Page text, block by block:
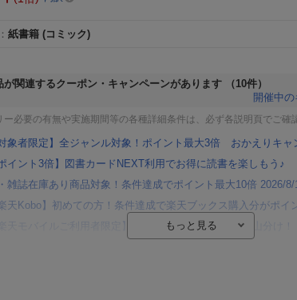
： 紙書籍 (コミック)
が関連するクーポン・キャンペーンがあります
（10件）
開催中
必要の有無や実施期間等の各種詳細条件は、必ず各説明頁でご確
対象者限定】全ジャンル対象！ポイント最大3倍 おかえりキャ
ポイント3倍】図書カードNEXT利用でお得に読書を楽しもう♪
雑誌在庫あり商品対象！条件達成でポイント最大10倍 2026/8/
楽天Kobo】初めての方！条件達成で楽天ブックス購入分がポイ
楽天モバイルご利用者限定】条件達成で100万ポイント山分け！